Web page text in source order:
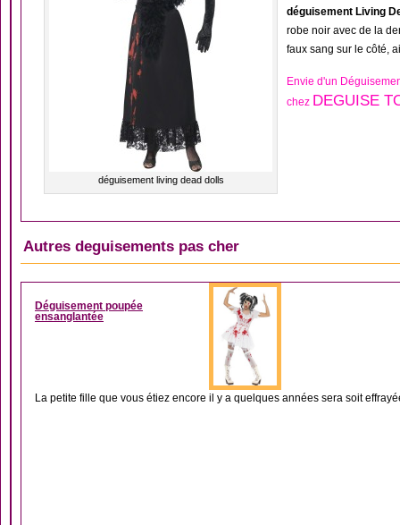
déguisement living dead dolls
déguisement Living
robe noir avec de la
faux sang sur le côté,
Envie d'un
chez DEGUISE
Autres deguisements pas cher
DÉGUISEMENT
Déguisement poupée
ensanglantée
La petite fille que vous étiez encore il y a quelques années sera soit